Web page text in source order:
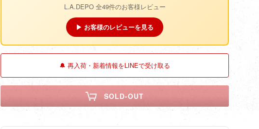
L.A.DEPO 全49件のお客様レビュー
▶ お客様のレビューを見る
🔔 再入荷・新着情報をLINEで受け取る
SOLD-OUT